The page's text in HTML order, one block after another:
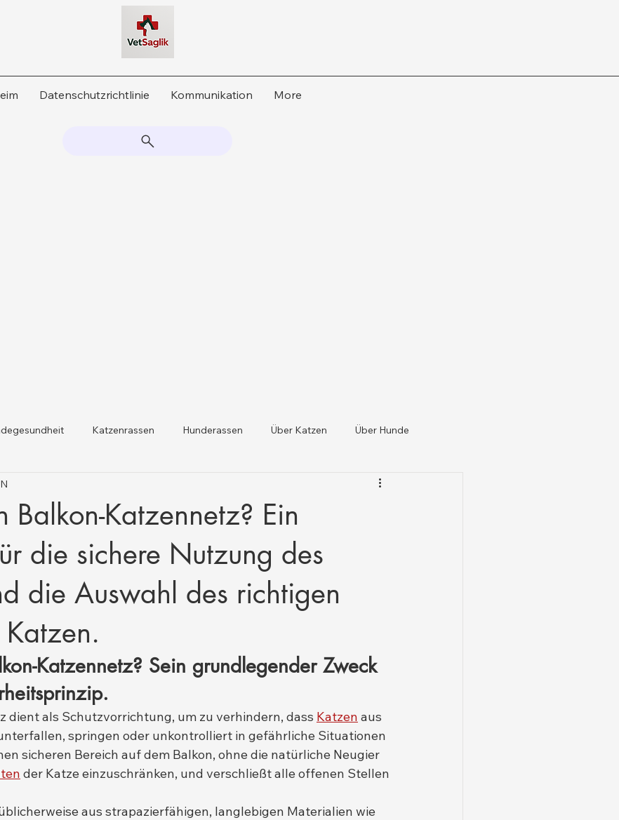
Datenschutzrichtlinie Kommunikation More
Katzenrassen Hunderassen Über Katzen Über Hunde
und Gesetzesaktualis
Balkon-Katzennetz? Ein
die sichere Nutzung des
die Auswahl des richtigen
Katzennetz? Sein grundlegender Zweck
dient als Schutzvorrichtung, um zu verhindern, dass Katzen aus
springen oder unkontrolliert in gefährliche Situationen
sicheren Bereich auf dem Balkon, ohne die natürliche Neugier
der Katze einzuschränken, und verschließt alle offenen Stellen
aus strapazierfähigen, langlebigen Materialien wie